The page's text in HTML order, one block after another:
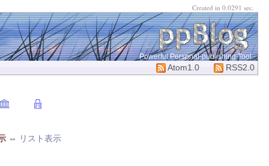
Powerful Perspnal-publishing Tool
RSS2.0
Atom1.0
⇔ リスト表示
Created in 0.0291 sec.